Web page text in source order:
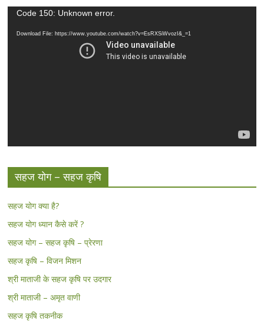
Video
Code 150: Unknown error.
Download File: https://www.youtube.com/watch?v=EsRXSiWvozI&_=1
सहज योग – सहज कृषि
सहज योग क्या है?
सहज योग ध्यान कैसे करें ?
सहज योग – सहज कृषि – प्रेरणा
सहज कृषि – विजन मिशन
श्री माताजी के सहज कृषि पर उदगार
श्री माताजी – अमृत वाणी
सहज कृषि तकनीक